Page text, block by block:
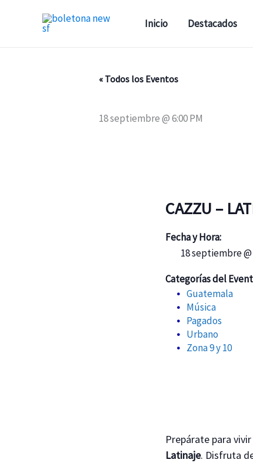
Inicio Destacados
« Todos los Eventos
18 septiembre @ 6:00 PM
CAZZU –
Fecha y Hora:
18 septiembre @
Categorías del
Guatemala
Música
Pagados
Urbano
Zona 9 y 10
Prepárate para
Latinaje. Disfruta